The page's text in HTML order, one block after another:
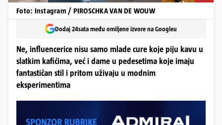
Foto: Instagram / PIROSCHKA VAN DE WOUW
Dodaj 24sata među omiljene izvore na Googleu
Ne, influencerice nisu samo mlade cure koje piju kavu u
slatkim kafićima, već i dame u pedesetima koje imaju
fantastičan stil i pritom uživaju u modnim
eksperimentima